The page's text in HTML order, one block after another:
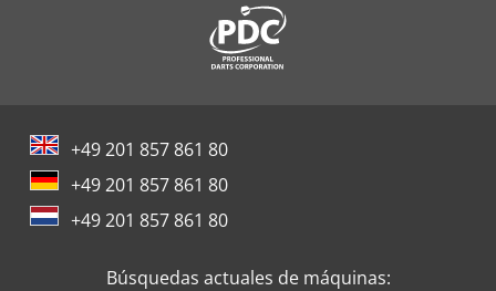
+49 201 857 861 80
+49 201 857 861 80
+49 201 857 861 80
Búsquedas actuales de máquinas: